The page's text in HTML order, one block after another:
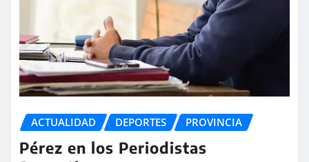
ACTUALIDAD DEPORTES PROVINCIA
Pérez en los Periodistas